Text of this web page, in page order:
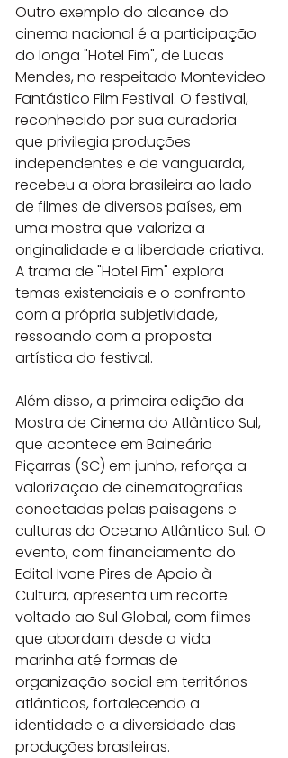
Outro exemplo do alcance do
cinema nacional é a participação
do longa "Hotel Fim", de Lucas
Mendes, no respeitado Montevideo
Fantástico Film Festival. O festival,
reconhecido por sua curadoria
que privilegia produções
independentes e de vanguarda,
recebeu a obra brasileira ao lado
de filmes de diversos países, em
uma mostra que valoriza a
originalidade e a liberdade criativa.
A trama de "Hotel Fim" explora
temas existenciais e o confronto
com a própria subjetividade,
ressoando com a proposta
artística do festival.
Além disso, a primeira edição da
Mostra de Cinema do Atlântico Sul,
que acontece em Balneário
Piçarras (SC) em junho, reforça a
valorização de cinematografias
conectadas pelas paisagens e
culturas do Oceano Atlântico Sul. O
evento, com financiamento do
Edital Ivone Pires de Apoio à
Cultura, apresenta um recorte
voltado ao Sul Global, com filmes
que abordam desde a vida
marinha até formas de
organização social em territórios
atlânticos, fortalecendo a
identidade e a diversidade das
produções brasileiras.